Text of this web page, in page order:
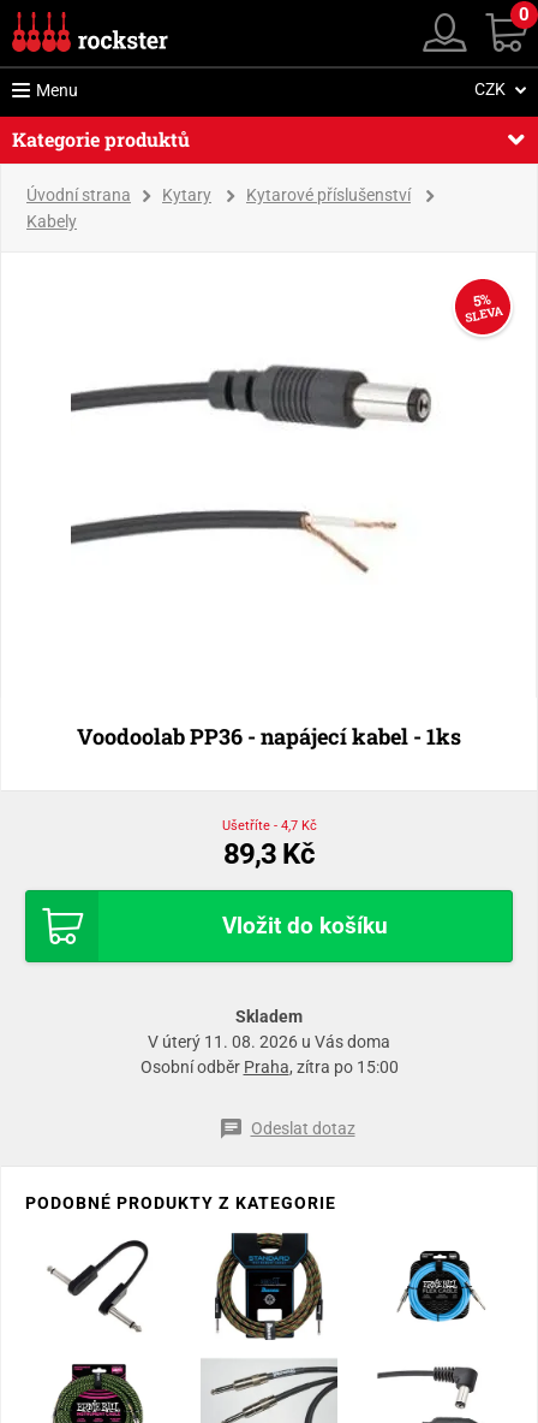
0
Menu CZK
Kategorie produktů
Úvodní strana Kytary
Kytarové příslušenství
Kabely
5%
SLEVA
Voodoolab PP36 - napájecí kabel - 1ks
Ušetříte - 4,7 Kč
89,3 Kč
Vložit do košíku
Skladem
V úterý 11. 08. 2026 u Vás doma
Osobní odběr Praha, zítra po 15:00
Odeslat dotaz
PODOBNÉ PRODUKTY Z KATEGORIE